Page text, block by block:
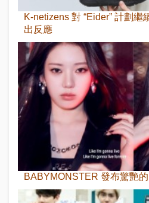
K-netizens 對 “Eider” 計劃
出反應
BABYMONSTER 發布驚艷